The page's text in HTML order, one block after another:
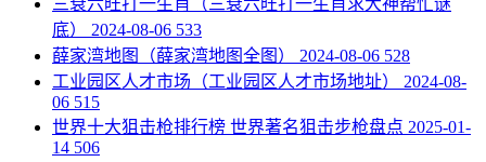
​三衰六旺打一生肖（三衰六旺打一生肖求大神帮忙谜
底）
2024-08-06 533
​薛家湾地图（薛家湾地图全图）
2024-08-06 528
​工业园区人才市场（工业园区人才市场地址）
2024-08-
06 515
​世界十大狙击枪排行榜 世界著名狙击步枪盘点 2025-01-
14 506